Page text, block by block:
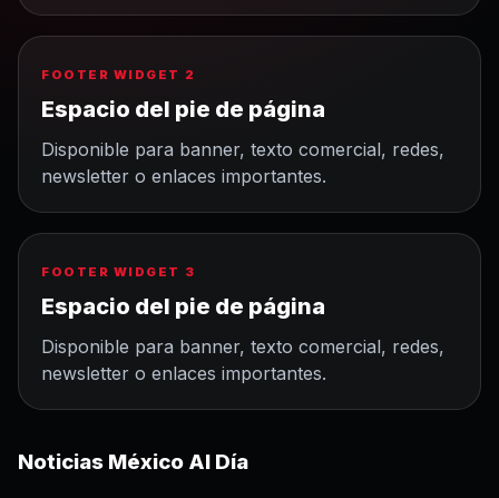
FOOTER WIDGET 2
Espacio del pie de página
Disponible para banner, texto comercial, redes,
newsletter o enlaces importantes.
FOOTER WIDGET 3
Espacio del pie de página
Disponible para banner, texto comercial, redes,
newsletter o enlaces importantes.
Noticias México Al Día